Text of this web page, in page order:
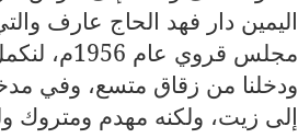
اليمين دار فهد الحاج عارف
مجلس
ودخلنا من زقاق متسع، وفي
إلى زيت، ولكنه مهدم ومتروك